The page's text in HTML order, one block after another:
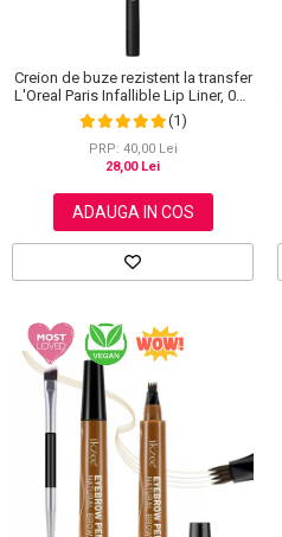
Creion de buze rezistent la transfer
L'Oreal Paris Infallible Lip Liner, 001
Highlight On Point
(1)
PRP: 40,00 Lei
28,00 Lei
ADAUGA IN COS